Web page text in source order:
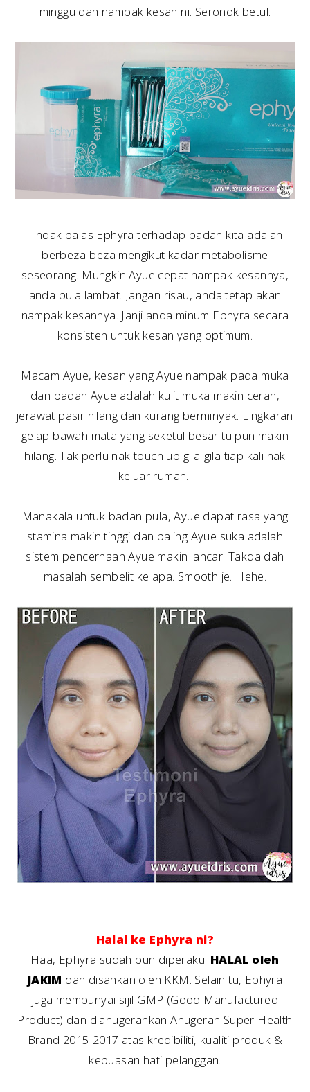
minggu dah nampak kesan ni. Seronok betul.
Tindak balas Ephyra terhadap badan kita adalah
berbeza-beza mengikut kadar metabolisme
seseorang. Mungkin Ayue cepat nampak kesannya,
anda pula lambat. Jangan risau, anda tetap akan
nampak kesannya. Janji anda minum Ephyra secara
konsisten untuk kesan yang optimum.
Macam Ayue, kesan yang Ayue nampak pada muka
dan badan Ayue adalah kulit muka makin cerah,
jerawat pasir hilang dan kurang berminyak. Lingkaran
gelap bawah mata yang seketul besar tu pun makin
hilang. Tak perlu nak touch up gila-gila tiap kali nak
keluar rumah.
Manakala untuk badan pula, Ayue dapat rasa yang
stamina makin tinggi dan paling Ayue suka adalah
sistem pencernaan Ayue makin lancar. Takda dah
masalah sembelit ke apa. Smooth je. Hehe.
Halal ke Ephyra ni?
Haa, Ephyra sudah pun diperakui HALAL oleh
JAKIM dan disahkan oleh KKM. Selain tu, Ephyra
juga mempunyai sijil GMP (Good Manufactured
Product) dan dianugerahkan Anugerah Super Health
Brand 2015-2017 atas kredibiliti, kualiti produk &
kepuasan hati pelanggan.